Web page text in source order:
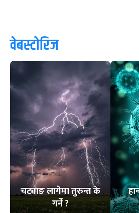
वेबस्टोरिज
चट्याङ लागेमा तुरुन्त के
गर्ने ?